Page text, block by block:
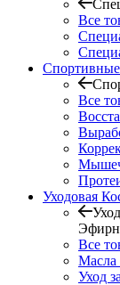
Все
Все
Уходовая
Все
Уход